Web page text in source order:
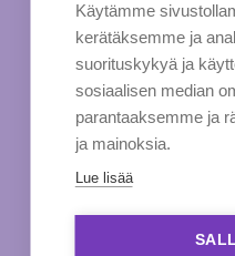
Käytämme
kerätäksemme ja
suorituskykyä ja
sosiaalisen median
parantaaksemme ja
ja mainoksia.
Lue lisää